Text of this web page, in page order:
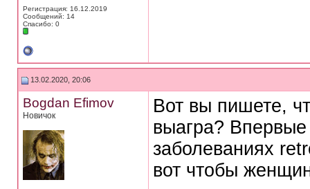
Регистрация: 16.12.2019
Сообщений: 14
Спасибо: 0
13.02.2020, 20:06
Bogdan Efimov
Новичок
Вот вы пишете,
выагра?
заболеваниях
вот чтобы